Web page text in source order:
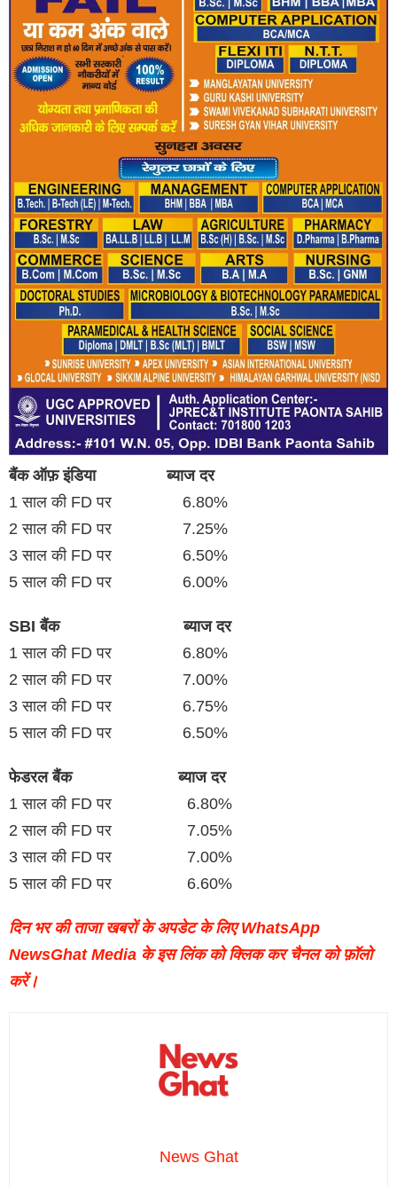
बैंक ऑफ़ इंडिया ब्याज दर
1 साल की FD पर 6.80%
2 साल की FD पर 7.25%
3 साल की FD पर 6.50%
5 साल की FD पर 6.00%
SBI बैंक ब्याज दर
1 साल की FD पर 6.80%
2 साल की FD पर 7.00%
3 साल की FD पर 6.75%
5 साल की FD पर 6.50%
फेडरल बैंक ब्याज दर
1 साल की FD पर 6.80%
2 साल की FD पर 7.05%
3 साल की FD पर 7.00%
5 साल की FD पर 6.60%
दिन भर की ताजा खबरों के अपडेट के लिए WhatsApp
NewsGhat Media के इस लिंक को क्लिक कर चैनल को फ़ॉलो
करें।
News Ghat